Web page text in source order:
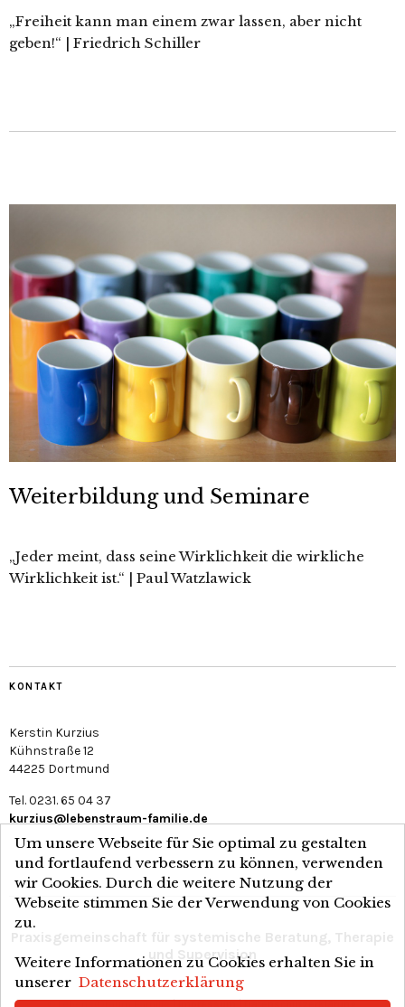
„Freiheit kann man einem zwar lassen, aber nicht
geben!“ | Friedrich Schiller
Weiterbildung und Seminare
„Jeder meint, dass seine Wirklichkeit die wirkliche
Wirklichkeit ist.“ | Paul Watzlawick
KONTAKT
Kerstin Kurzius
Kühnstraße 12
44225 Dortmund
Tel. 0231. 65 04 37
kurzius@lebenstraum-familie.de
Praxisgemeinschaft für systemische Beratung, Therapie
und Supervision
Um unsere Webseite für Sie optimal zu gestalten
und fortlaufend verbessern zu können, verwenden
wir Cookies. Durch die weitere Nutzung der
Webseite stimmen Sie der Verwendung von Cookies
zu.
Weitere Informationen zu Cookies erhalten Sie in
unserer Datenschutzerklärung